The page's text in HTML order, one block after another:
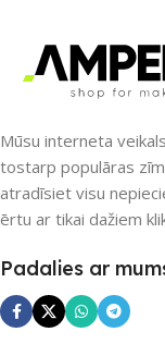
APLIKĀCIJA
Amazon Alexa, Apple
Aqara Home,Google
Home Assistant,
SmartThings
PIEEJAMS
Nē
Mūsu interneta
tostarp populāras
atradīsiet visu
ērtu ar tikai dažiem
Padalies ar